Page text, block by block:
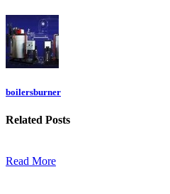
boilersburner
Related Posts
Read More